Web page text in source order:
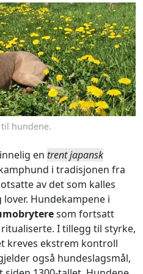
hundene.
en trent japansk
i tradisjonen fra
av det som kalles
lover. Hundekampene i
som fortsatt
I tillegg til styrke,
kreves ekstrem kontroll
også hundeslagsmål,